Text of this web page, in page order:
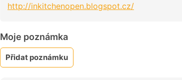
http://inkitchenopen.blogspot.cz/
Moje poznámka
Přidat poznámku